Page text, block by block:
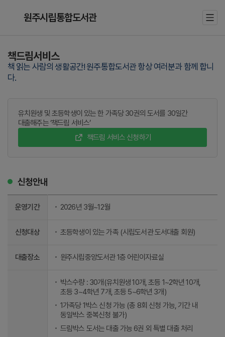
원주시립통합도서관
책드림서비스
책 읽는 사람의 생활공간! 원주통합도서관 항상 여러분과 함께 합니
다.
유치원생 및 초등학생이 있는 한 가족당 30권의 도서를 30일간
대출해주는 ‘책드림 서비스’
책드림 서비스 신청하기
신청안내
운영기간 2026년 3월~12월
신청대상 초등학생이 있는 가족 (시립도서관 도서대출 회원)
대출장소 원주시립중앙도서관 1층 어린이자료실
박스수량 : 30개(유치원생 10개, 초등 1~2학년 10개,
초등 3~4학년 7개, 초등 5~6학년 3개)
1가족당 1박스 신청 가능 (총 8회 신청 가능, 기간 내
동일박스 중복신청 불가)
드림박스 도서는 대출 가능 6권 외 특별 대출 처리